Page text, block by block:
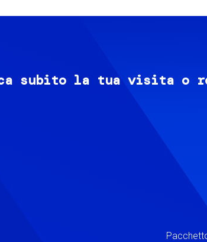
subito la tua visita o